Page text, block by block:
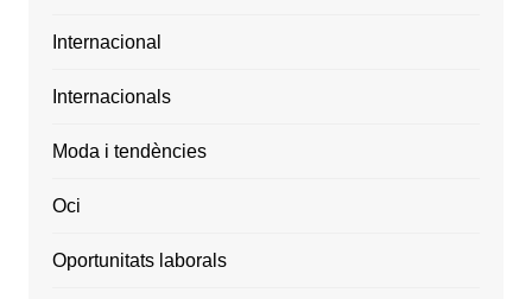
Internacional
Internacionals
Moda i tendències
Oci
Oportunitats laborals